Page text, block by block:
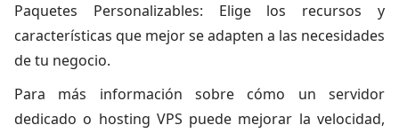
Paquetes Personalizables: Elige los recursos y
características que mejor se adapten a las necesidades
de tu negocio.
Para más información sobre cómo un servidor
dedicado o hosting VPS puede mejorar la velocidad,